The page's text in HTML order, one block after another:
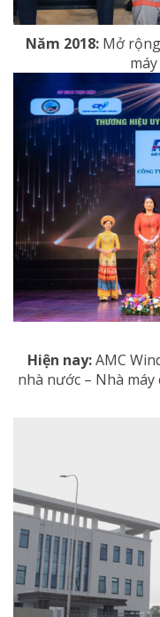
Năm 2018: Mở
Hiện nay:AMC
nhà nước – Nhà máy